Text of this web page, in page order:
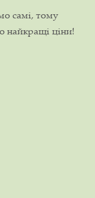
самі, тому
найкращі ціни!